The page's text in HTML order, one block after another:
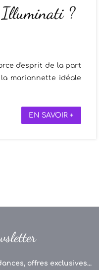
Illuminati ?
d'esprit de la part
marionnette idéale
EN SAVOIR +
offres exclusives...